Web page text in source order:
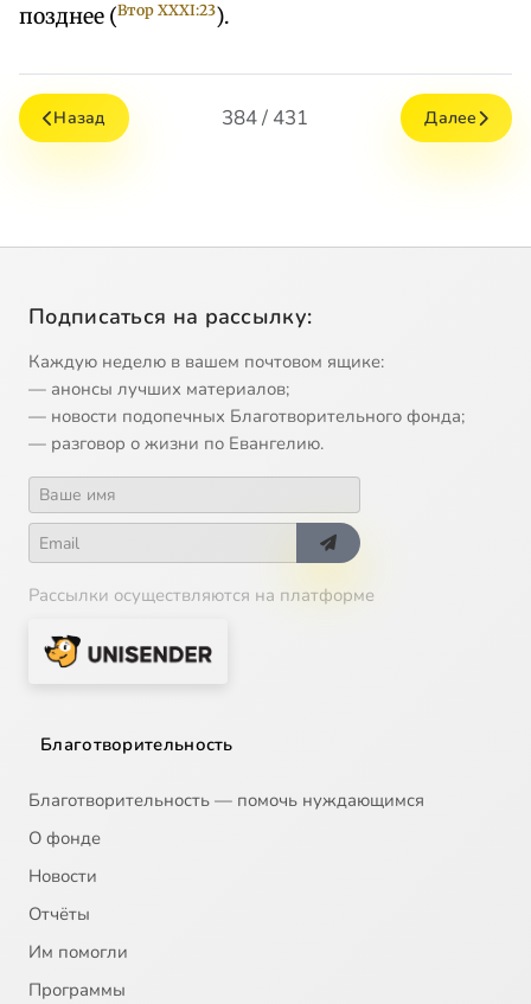
позднее (Втор XXXI:23).
Назад 384 / 431 Далее
Подписаться на рассылку:
Каждую неделю в вашем почтовом ящике:
— анонсы лучших материалов;
— новости подопечных Благотворительного фонда;
— разговор о жизни по Евангелию.
Рассылки осуществляются на платформе
Благотворительность
Благотворительность — помочь нуждающимся
О фонде
Новости
Отчёты
Им помогли
Программы